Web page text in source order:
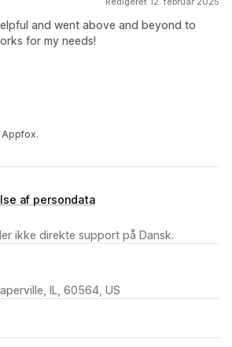
and went above and beyond to
for my needs!
af persondata
ikke direkte support på Dansk.
IL, 60564, US